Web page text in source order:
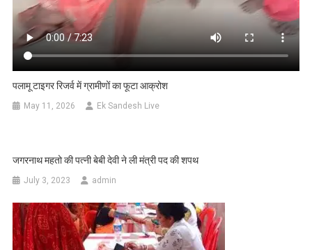
पलामू टाइगर रिजर्व में ग्रामीणों का फूटा आक्रोश
May 11, 2026 Ek Sandesh Live
जगरनाथ महतो की पत्नी बेबी देवी ने ली मंत्री पद की शपथ
July 3, 2023 admin